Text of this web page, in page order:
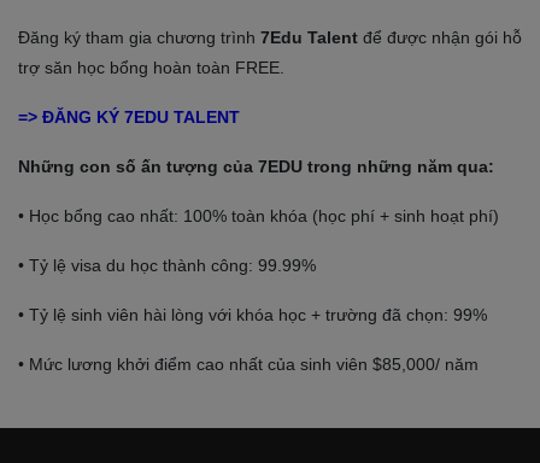
Đăng ký tham gia chương trình 7Edu Talent để được nhận gói hỗ
trợ săn học bổng hoàn toàn FREE.
=> ĐĂNG KÝ 7EDU TALENT
Những con số ấn tượng của 7EDU trong những năm qua:
• Học bổng cao nhất: 100% toàn khóa (học phí + sinh hoạt phí)
• Tỷ lệ visa du học thành công: 99.99%
• Tỷ lệ sinh viên hài lòng với khóa học + trường đã chọn: 99%
• Mức lương khởi điểm cao nhất của sinh viên $85,000/ năm